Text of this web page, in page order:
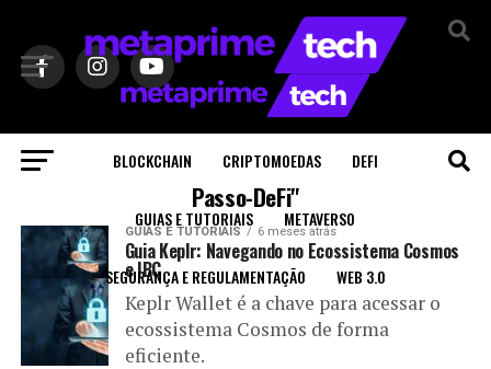
BLOCKCHAIN CRIPTOMOEDAS DEFI
GUIAS E TUTORIAIS METAVERSO
SEGURANÇA E REGULAMENTAÇÃO WEB 3.0
Todas as postagens marcadas com "Passo-a-
Passo-DeFi"
GUIAS E TUTORIAIS 6 meses atrás
Guia Keplr: Navegando no Ecossistema Cosmos
e IBC
Keplr Wallet é a chave para acessar o
ecossistema Cosmos de forma
eficiente.
Sair da versão mobile